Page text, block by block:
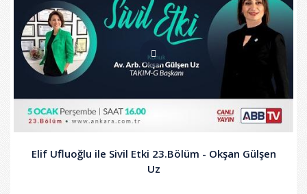
Elif Ufluoğlu ile Sivil Etki 23.Bölüm - Okşan Gülşen
Uz